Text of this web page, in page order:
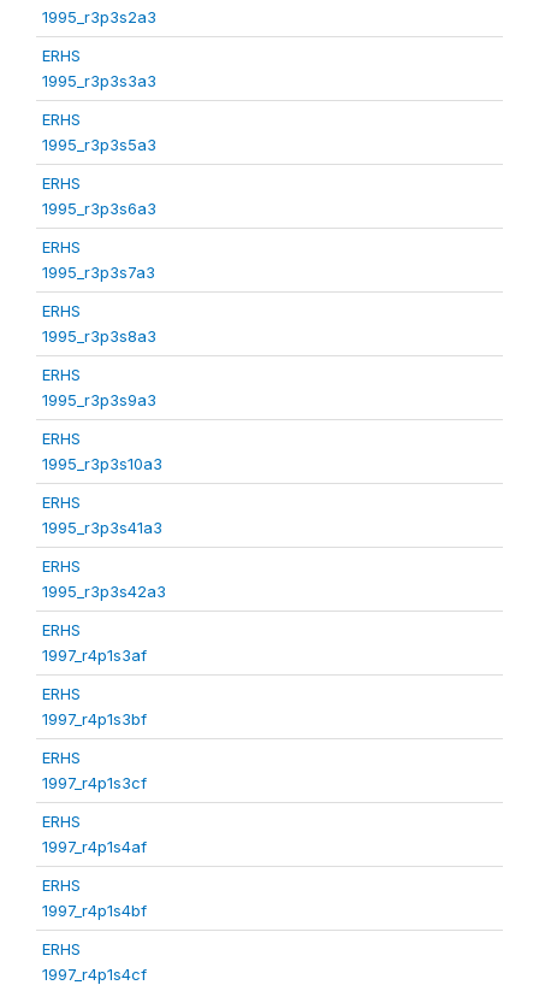
1995_r3p3s2a3
ERHS
1995_r3p3s3a3
ERHS
1995_r3p3s5a3
ERHS
1995_r3p3s6a3
ERHS
1995_r3p3s7a3
ERHS
1995_r3p3s8a3
ERHS
1995_r3p3s9a3
ERHS
1995_r3p3s10a3
ERHS
1995_r3p3s41a3
ERHS
1995_r3p3s42a3
ERHS
1997_r4p1s3af
ERHS
1997_r4p1s3bf
ERHS
1997_r4p1s3cf
ERHS
1997_r4p1s4af
ERHS
1997_r4p1s4bf
ERHS
1997_r4p1s4cf